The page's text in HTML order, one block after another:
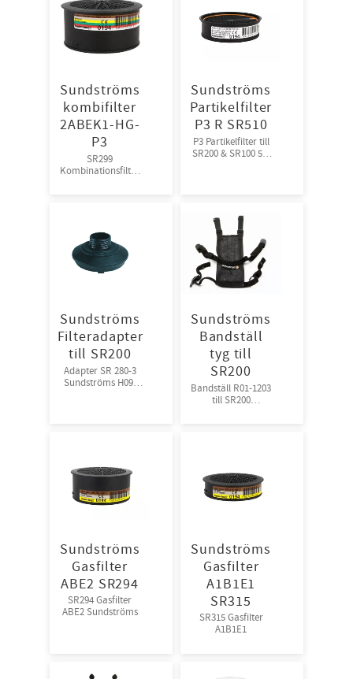
Sundströms
kombifilter
2ABEK1-HG-
P3
SR299
Kombinationsfilter
Sundströms
Partikelfilter
P3 R SR510
P3 Partikelfilter till
SR200 & SR100 5st
Sundströms
Filteradapter
till SR200
Adapter SR 280-3
Sundströms H09-
Sundströms
Bandställ
tyg till
SR200
​Bandställ R01-1203
till SR200
Sundströms
Gasfilter
ABE2 SR294
SR294 Gasfilter
ABE2 Sundströms
Sundströms
Gasfilter
A1B1E1
SR315
SR315 Gasfilter
A1B1E1